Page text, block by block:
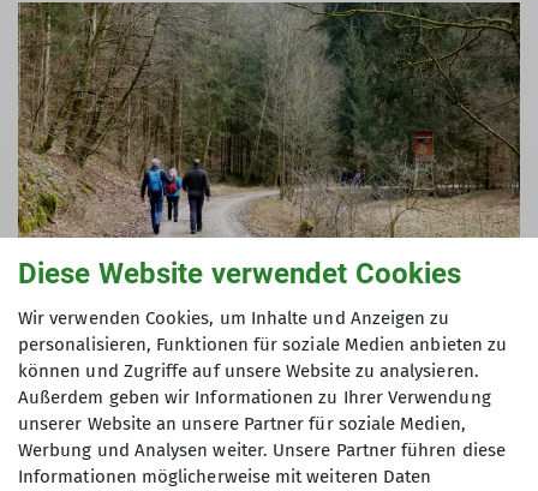
Am Wieshofgraben
Diese Website verwendet Cookies
Wir verwenden Cookies, um Inhalte und Anzeigen zu
personalisieren, Funktionen für soziale Medien anbieten zu
können und Zugriffe auf unsere Website zu analysieren.
Außerdem geben wir Informationen zu Ihrer Verwendung
unserer Website an unsere Partner für soziale Medien,
Werbung und Analysen weiter. Unsere Partner führen diese
Informationen möglicherweise mit weiteren Daten